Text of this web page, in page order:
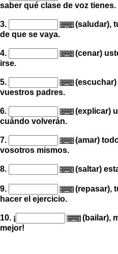
saber qué clase de voz tienes.
3.
(saludar),
de que se vaya.
4.
(cenar)
irse.
5.
vuestros padres.
6.
(explicar)
cuándo volverán.
7.
(amar)
vosotros mismos.
8. (saltar)
9.
(repasar),
hacer el ejercicio.
10. ¡
(bailar),
mejor!